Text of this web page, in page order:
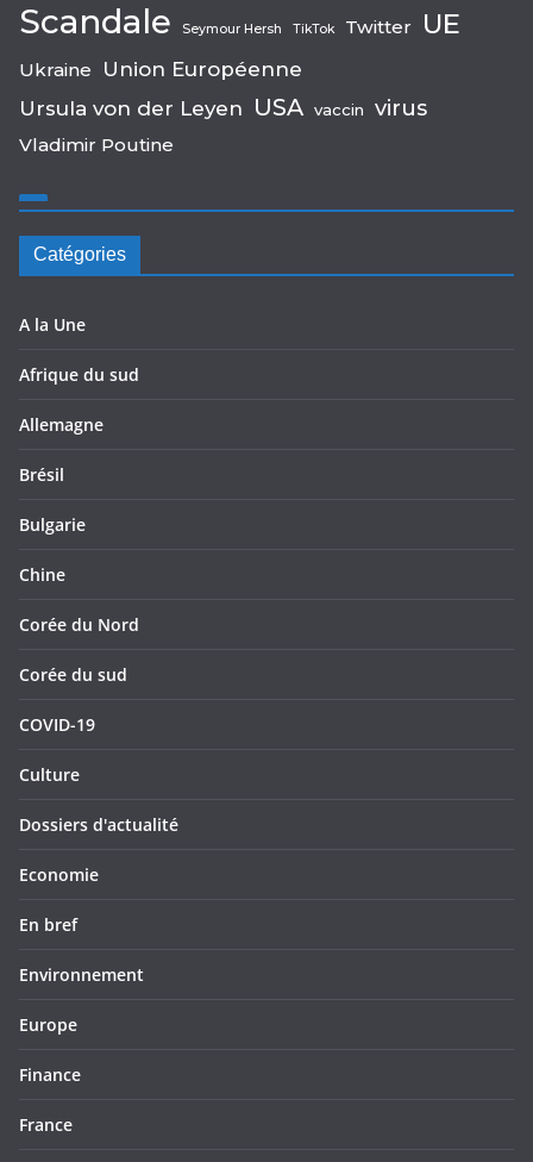
Scandale Seymour Hersh TikTok Twitter UE
Ukraine
Union Européenne
Ursula von der Leyen USA vaccin virus
Vladimir Poutine
Catégories
A la Une
Afrique du sud
Allemagne
Brésil
Bulgarie
Chine
Corée du Nord
Corée du sud
COVID-19
Culture
Dossiers d'actualité
Economie
En bref
Environnement
Europe
Finance
France